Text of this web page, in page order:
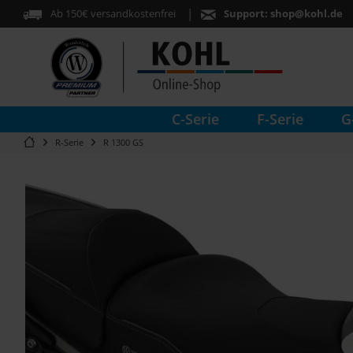
Ab 150€ versandkostenfrei Support: shop@kohl.de
C-Serie F-Serie
R-Serie R 1300 GS